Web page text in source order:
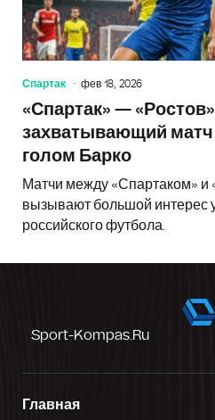
Спартак фев 18, 2026
«Спартак» —
захватывающий
голом Барко
Матчи между «Спартаком» и
вызывают большой интерес
российского футбола.
Sport-Kompas.ru
Главная